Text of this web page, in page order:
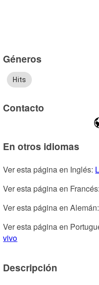
Géneros
Hits
Contacto
En otros idiomas
Ver esta página en Inglés:
Ver esta página en Francés:
Ver esta página en Alemán:
Ver esta página en
vivo
Descripción